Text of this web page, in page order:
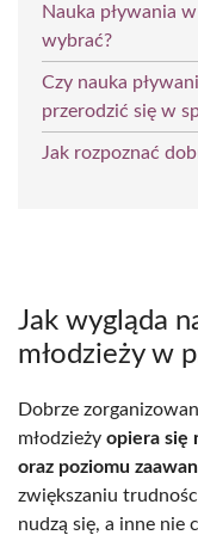
Nauka pływania
wybrać?
Czy nauka
przerodzić się w
Jak rozpoznać
Jak wygląda
młodzieży w
Dobrze
młodzieży opiera się
oraz poziomu
zwiększaniu
nudzą się, a inne nie